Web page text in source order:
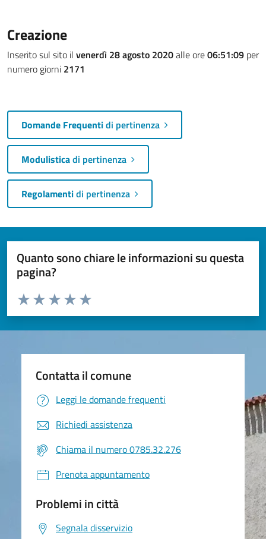
Creazione
Inserito sul sito il venerdì 28 agosto 2020alle ore06:51:09 per
numero giorni 2171
Domande Frequentidi pertinenza
Modulisticadi pertinenza
Regolamentidi pertinenza
Quanto sono chiare le informazioni su questa
pagina?
Valuta da 1 a 5 stelle la pagina
Valuta 5 stelle su 5
Valuta 4 stelle su 5
Valuta 3 stelle su 5
Valuta 2 stelle su 5
Valuta 1 stelle su 5
Contatta il comune
Leggi le domande frequenti
Richiedi assistenza
Chiama il numero 0785.32.276
Prenota appuntamento
Problemi in città
Segnala disservizio